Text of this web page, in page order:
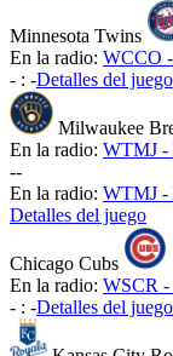
Minnesota Twins
En la radio: WCCO
- : -Detalles del juego
Milwaukee
En la radio: WTMJ -
--
En la radio: WTMJ -
Detalles del juego
Chicago Cubs
En la radio: WSCR -
- : -Detalles del juego